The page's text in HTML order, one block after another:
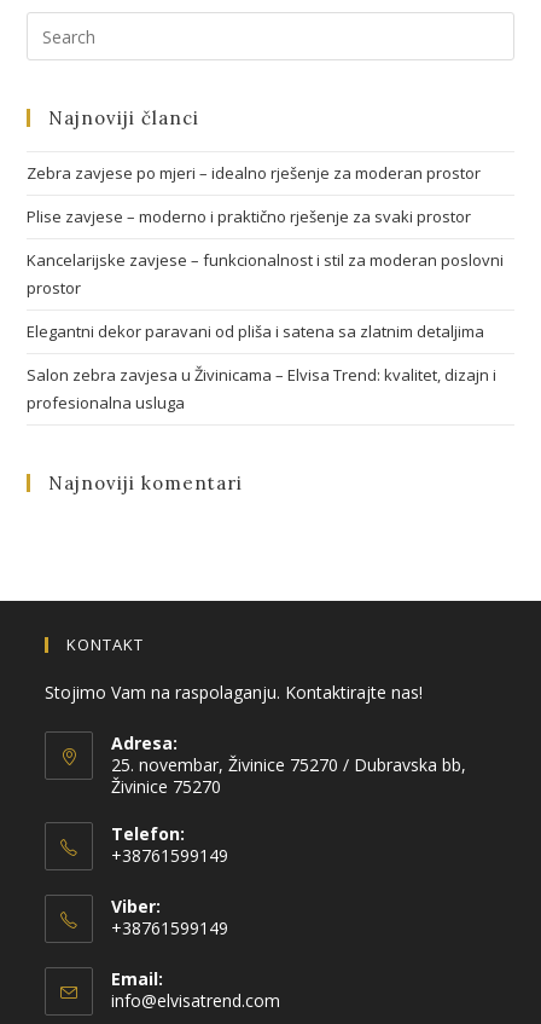
Najnoviji članci
Zebra zavjese po mjeri – idealno rješenje za moderan prostor
Plise zavjese – moderno i praktično rješenje za svaki prostor
Kancelarijske zavjese – funkcionalnost i stil za moderan poslovni
prostor
Elegantni dekor paravani od pliša i satena sa zlatnim detaljima
Salon zebra zavjesa u Živinicama – Elvisa Trend: kvalitet, dizajn i
profesionalna usluga
Najnoviji komentari
KONTAKT
Stojimo Vam na raspolaganju. Kontaktirajte nas!
Adresa:
25. novembar, Živinice 75270 / Dubravska bb,
Živinice 75270
Telefon:
+38761599149
Viber:
+38761599149
Email:
info@elvisatrend.com